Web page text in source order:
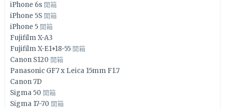
iPhone 6s 開箱
iPhone 5S 開箱
iPhone 5 開箱
Fujifilm X-A3
Fujifilm X-E1+18-55 開箱
Canon S120 開箱
Panasonic GF7 x Leica 15mm F1.7
Canon 7D
Sigma 50 開箱
Sigma 17-70 開箱